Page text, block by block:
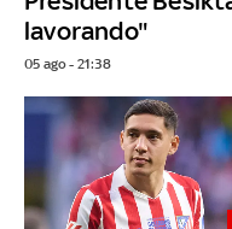
lavorando"
05 ago - 21:38